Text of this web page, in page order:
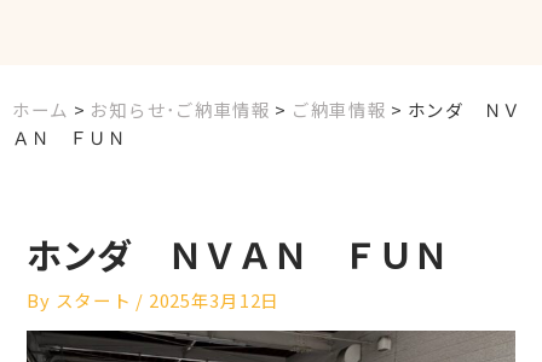
ホーム > お知らせ･ご納車情報 > ご納車情報 > ホンダ ＮＶ
ＡＮ ＦＵＮ
ホンダ ＮＶＡＮ ＦＵＮ
By スタート / 2025年3月12日